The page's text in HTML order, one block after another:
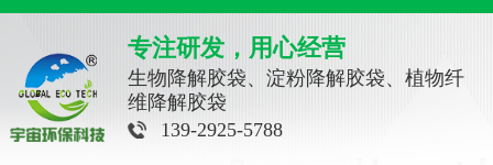
专注研发，用心经营
生物降解胶袋、淀粉降解胶袋、植物纤
维降解胶袋
139-2925-5788